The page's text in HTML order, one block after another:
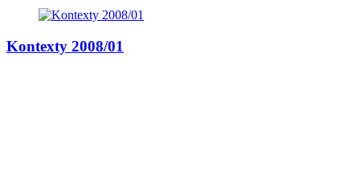
Kontexty 2008/01